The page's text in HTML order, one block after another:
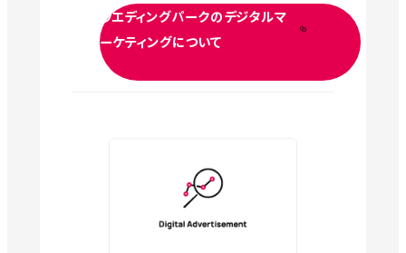
ウエディングパークのデジタルマ
ーケティングについて